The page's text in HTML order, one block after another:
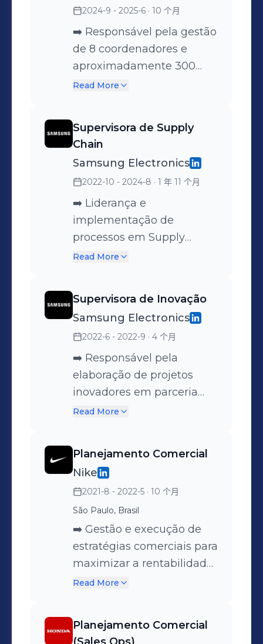
2024-9 - 2025-6 · 10 个月
➡️ Responsável pela gestão
de 8 coordenadores e
aproximadamente 300
colaboradores indiretos.
com rápida tomada de
decisão para alcance de
metas. ➡️ Coordenação de
processos operacionais
com foco na melhoria
contínua de qualidade.
Planejamento e execução
de projetos estratégicos
da qualidade nos
processos e serviços de
logística. ➡️ Elaboração e
implementação de planos
de ação corretivos e
preventivos. ➡️
Apresentação de
para a diretoria. ➡️ Análise e
monitoramento dos KPIs e
resultados das operações
logísticas. ➡️ Competências
comportamentais:
Liderança | Tomada de
decisão | Comunicação |
Trabalho em equipe |
Gestão de logística | Supply
Read More
Supervisora de Supply
Chain
Samsung Electronics
2022-10 - 2024-8 · 1 年 11 个月
➡️ Liderança e
implementação de
processos em Supply
Chain. ➡️ Elaboração de
Planejamento da
demanda de vendas e
balanceamento de
estoque. ➡️
Acompanhamento de
indicadores de Sell out e
Sell in, propondo planos de
por produto e
desenvolvimento de
estratégias de vendas. ➡️
Coordenação e elaboração
de apresentações de
relatórios estratégicos para
clientes internos e
externos. ➡️
participação nas decisões
Read More
Supervisora de Inovação
Samsung Electronics
2022-6 - 2022-9 · 4 个月
➡️ Responsável pela
elaboração de projetos
inovadores em parceria
com diversos clientes do
demanda de vendas por
SKU e por loja, garantindo
o balanceamento
adequado dos estoques
para atender às
necessidades do mercado.
➡️ Desenvolveu e
implementou planos de
além de acompanhar o
Read More
Planejamento Comercial
Nike
2021-8 - 2022-5 · 10 个月
São Paulo, Brasil
➡️ Gestão e execução de
estratégias comerciais para
maximizar a rentabilidade
e eficiência. ➡️ Gestão do
➡️ Definição e análise de
Read More
Planejamento Comercial